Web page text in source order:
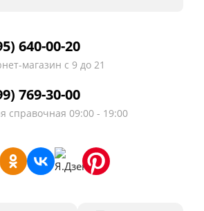
640-00-20
магазин с 9 до 21
769-30-00
справочная 09:00 - 19:00